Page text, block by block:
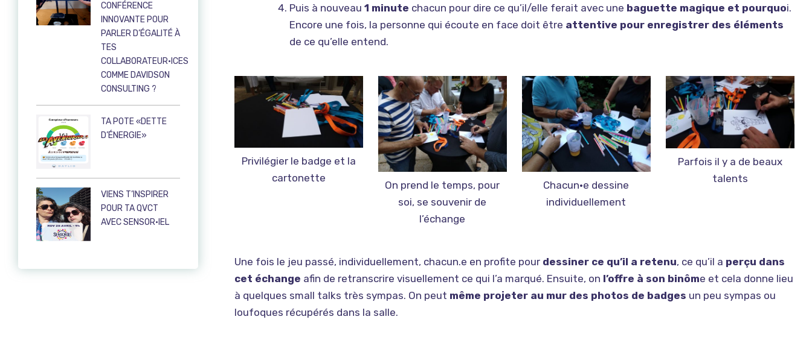
CONFÉRENCE
INNOVANTE POUR
PARLER D’ÉGALITÉ À
TES
COLLABORATEUR·ICES
COMME DAVIDSON
CONSULTING ?
TA POTE «DETTE
D’ÉNERGIE»
VIENS T’INSPIRER
POUR TA QVCT
AVEC SENSOR·IEL
Puis à nouveau1 minute chacun pour dire ce qu’il/elle ferait avec une baguette magique et pourquoi.
Encore une fois, la personne qui écoute en face doit être attentive pour enregistrer des éléments
de ce qu’elle entend.
Privilégier le badge et la
cartonette
On prend le temps, pour
soi, se souvenir de
l’échange
Chacun·e dessine
individuellement
Parfois il y a de beaux
talents
Une fois le jeu passé, individuellement, chacun.e en profite pour dessiner ce qu’il a retenu, ce qu’il a perçu dans
cet échange afin de retranscrire visuellement ce qui l’a marqué. Ensuite, on l’offre à son binôme et cela donne lieu
à quelques small talks très sympas. On peut même projeter au mur des photos de badges un peu sympas ou
loufoques récupérés dans la salle.